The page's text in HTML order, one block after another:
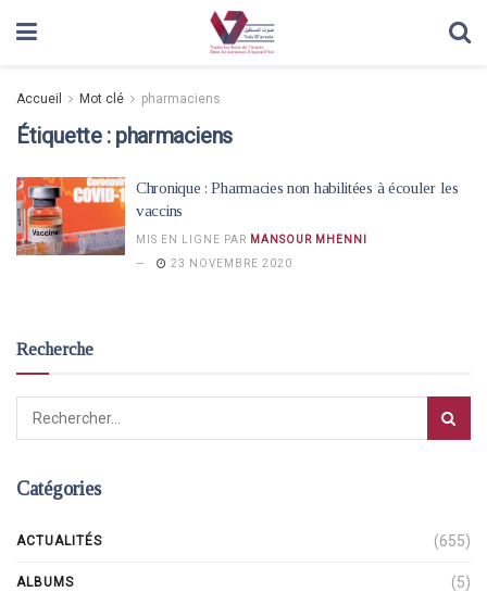
Accueil Mot clé pharmaciens
Étiquette : pharmaciens
Chronique : Pharmacies non habilitées à écouler les
vaccins
MIS EN LIGNE PAR MANSOUR MHENNI
23 NOVEMBRE 2020
Recherche
Catégories
ACTUALITÉS (655)
ALBUMS (5)